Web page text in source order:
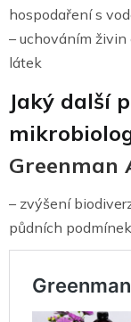
hospodaření s
– uchováním
látek
Jaký další
Greenman
– zvýšení
půdních podmínek